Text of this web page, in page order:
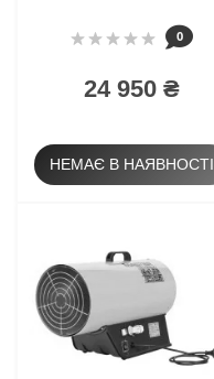
0
24 950 ₴
НЕМАЄ В НАЯВНОСТІ